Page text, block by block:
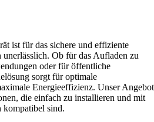
ist für das sichere und effiziente
Ob für das Aufladen zu
oder für öffentliche
sorgt für optimale
Energieeffizienz. Unser Angebot
die einfach zu installieren und mit
kompatibel sind.